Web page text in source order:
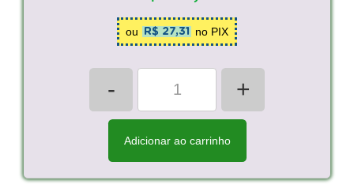
ou R$ 27,31 no PIX
- +
Adicionar ao carrinho